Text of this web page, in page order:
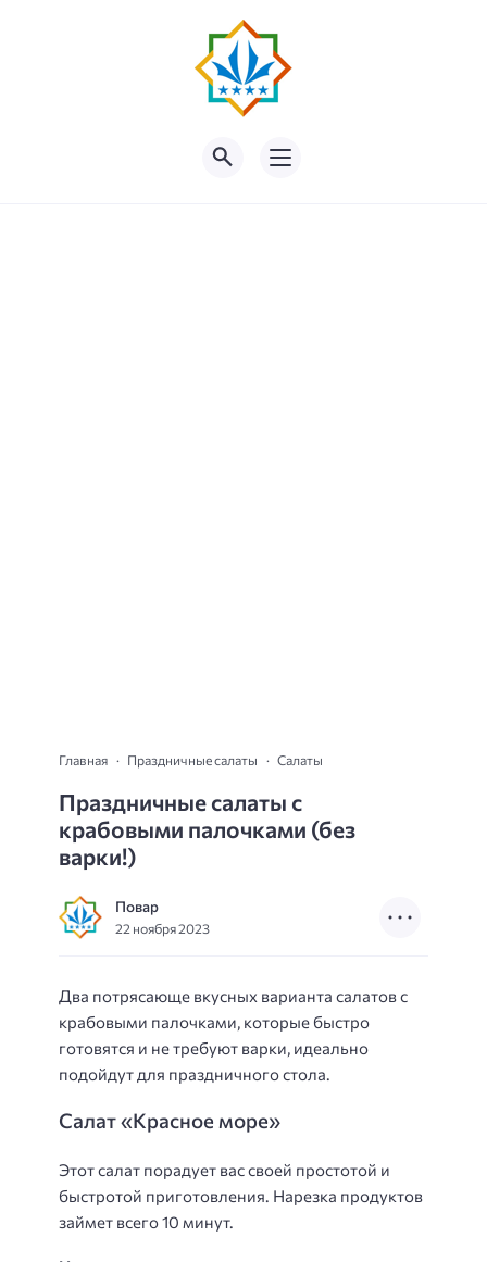
Главная Праздничные салаты Салаты
Праздничные салаты с
крабовыми палочками (без
варки!)
Повар
22 ноября 2023
Два потрясающе вкусных варианта салатов с
крабовыми палочками, которые быстро
готовятся и не требуют варки, идеально
подойдут для праздничного стола.
Салат «Красное море»
Этот салат порадует вас своей простотой и
быстротой приготовления. Нарезка продуктов
займет всего 10 минут.